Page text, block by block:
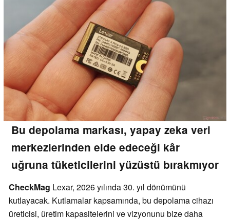
Bu depolama markası, yapay zeka veri
merkezlerinden elde edeceği kâr
uğruna tüketicilerini yüzüstü bırakmıyor
CheckMag Lexar, 2026 yılında 30. yıl dönümünü
kutlayacak. Kutlamalar kapsamında, bu depolama cihazı
üreticisi, üretim kapasitelerini ve vizyonunu bize daha